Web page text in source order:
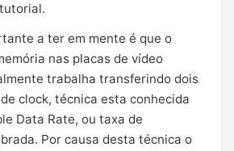
a ter em mente é que o
nas placas de vídeo
trabalha transferindo dois
clock, técnica esta conhecida
Data Rate, ou taxa de
Por causa desta técnica o